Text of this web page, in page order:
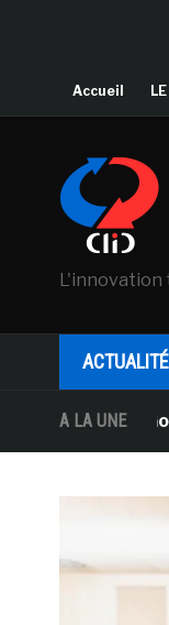
Accueil
L'innovation
A LA UNE
Van Gogh